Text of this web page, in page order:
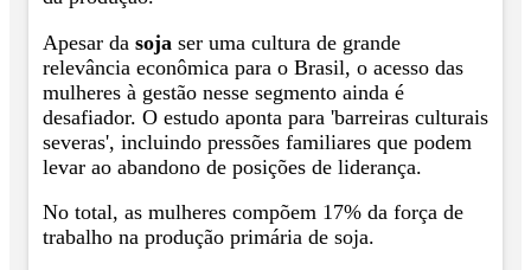
Apesar da soja ser uma cultura de grande
relevância econômica para o Brasil, o acesso das
mulheres à gestão nesse segmento ainda é
desafiador. O estudo aponta para 'barreiras culturais
severas', incluindo pressões familiares que podem
levar ao abandono de posições de liderança.
No total, as mulheres compõem 17% da força de
trabalho na produção primária de soja.